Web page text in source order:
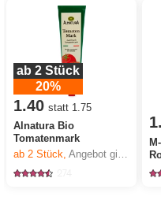
ab 2 Stück
20%
1.40 statt 1.75
Alnatura Bio
Tomatenmark
ab 2Stück,Angebot gilt nur vom 6.8. bis 12.8.2026, solange Vorrat.